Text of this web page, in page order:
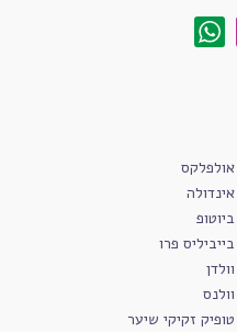
אולפלקס
אינדולה
ביוטופ
בייביליס פרו
וולדן
וולנס
טופיק זקיקי שיער